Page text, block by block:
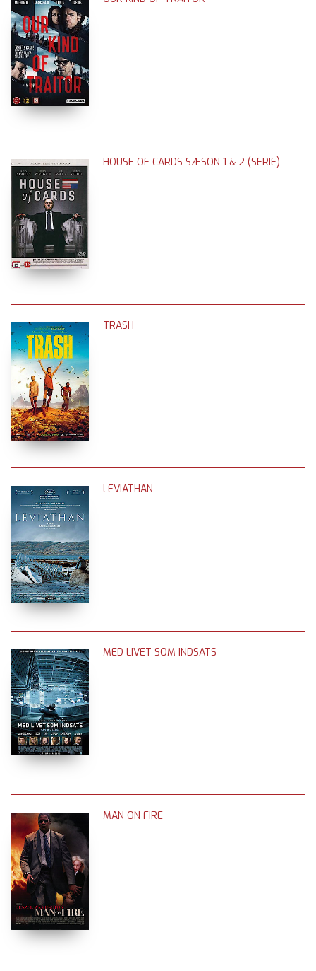
HOUSE OF CARDS SÆSON 1 & 2 (SERIE)
TRASH
LEVIATHAN
MED LIVET SOM INDSATS
MAN ON FIRE